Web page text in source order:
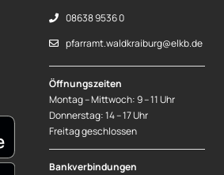
08638 9536 0
pfarramt.waldkraiburg@elkb.de
Öffnungszeiten
Montag – Mittwoch: 9 – 11 Uhr
Donnerstag: 14 – 17 Uhr
Freitag geschlossen
Bankverbindungen